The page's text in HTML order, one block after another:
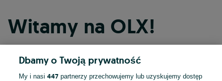
Witamy na OLX!
Kontynuuj przez Facebooka
Dbamy o Twoją prywatność
My i nasi447 partnerzy przechowujemy lub uzyskujemy dostęp